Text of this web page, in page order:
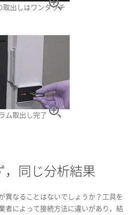
取出しはワンタッチ
ム取出し完了
，同じ分析結果
異なることはないでしょうか？工具を
者によって接続方法に違いがあり，結